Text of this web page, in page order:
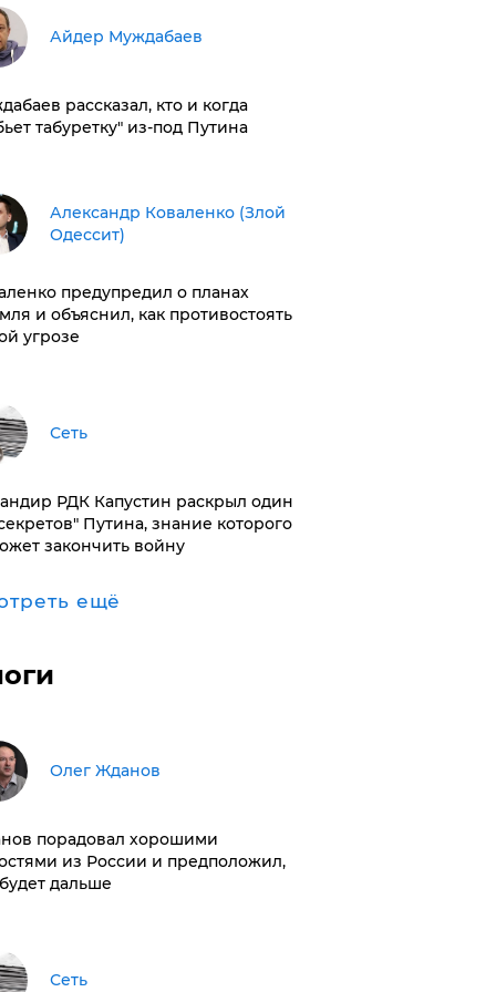
Айдер Муждабаев
рассказал, кто и когда
табуретку" из-под Путина
Александр Коваленко (Злой
Одессит)
предупредил о планах
и объяснил, как противостоять
угрозе
Сеть
РДК Капустин раскрыл один
Путина, знание которого
закончить войну
ещё
Олег Жданов
порадовал хорошими
из России и предположил,
дальше
Сеть